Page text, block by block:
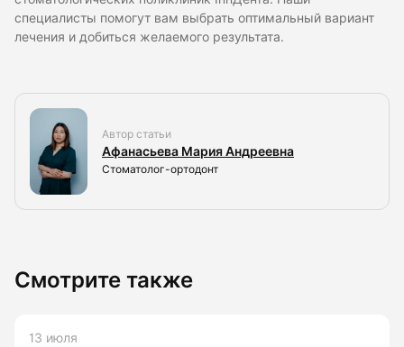
специалисты помогут вам выбрать оптимальный вариант
лечения и добиться желаемого результата.
Автор статьи
Афанасьева Мария Андреевна
Стоматолог-ортодонт
Смотрите также
13 июля